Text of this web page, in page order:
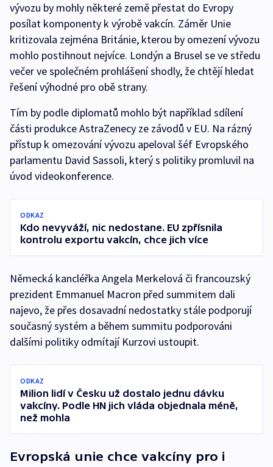
vývozu by mohly některé země přestat do Evropy
posílat komponenty k výrobě vakcín. Záměr Unie
kritizovala zejména Británie, kterou by omezení vývozu
mohlo postihnout nejvíce. Londýn a Brusel se ve středu
večer ve společném prohlášení shodly, že chtějí hledat
řešení výhodné pro obě strany.
Tím by podle diplomatů mohlo být například sdílení
části produkce AstraZenecy ze závodů v EU. Na rázný
přístup k omezování vývozu apeloval šéf Evropského
parlamentu David Sassoli, který s politiky promluvil na
úvod videokonference.
ODKAZ
Kdo nevyváží, nic nedostane. EU zpřísnila
kontrolu exportu vakcín, chce jich více
Německá kancléřka Angela Merkelová či francouzský
prezident Emmanuel Macron před summitem dali
najevo, že přes dosavadní nedostatky stále podporují
současný systém a během summitu podporováni
dalšími politiky odmítají Kurzovi ustoupit.
ODKAZ
Milion lidí v Česku už dostalo jednu dávku
vakcíny. Podle HN jich vláda objednala méně,
než mohla
Evropská unie chce vakcíny pro i